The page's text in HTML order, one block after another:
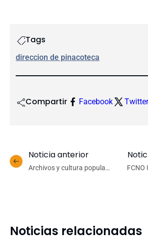
Tags
direccion de pinacoteca
Compartir Facebook Twitter
Noticia anterior
Archivos y cultura popular
FCNO
Noticias relacionadas